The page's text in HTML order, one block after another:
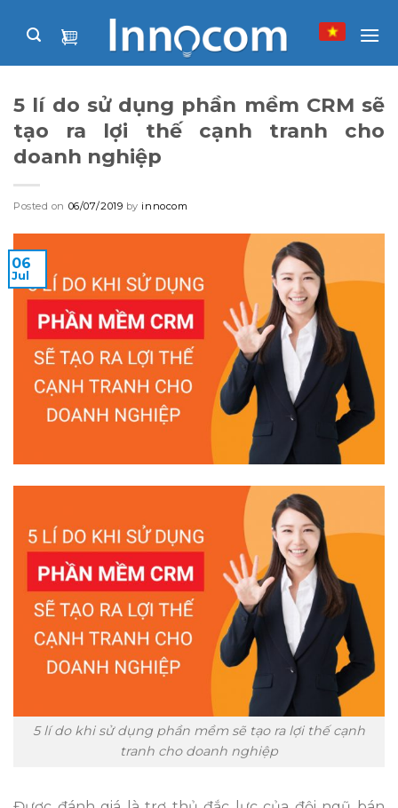
5 lí do sử dụng phần mềm CRM sẽ
tạo ra lợi thế cạnh tranh cho
doanh nghiệp
Posted on 06/07/2019 by innocom
06
Jul
5 lí do khi sử dụng phần mềm sẽ tạo ra lợi thế cạnh
tranh cho doanh nghiệp